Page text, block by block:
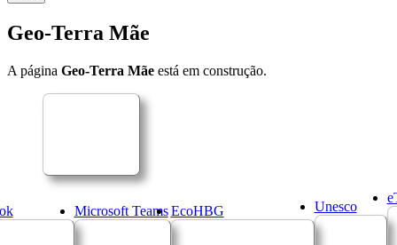
Geo-Terra Mãe
A página Geo-Terra Mãe está em construção.
Microsoft Teams EcoHBG Unesco